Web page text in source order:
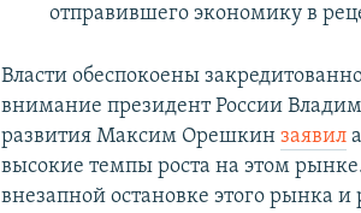
отправившего экономику в
Власти обеспокоены
внимание президент России
развития Максим Орешкинзаявил
высокие темпы роста на этом
внезапной остановке этого рынка